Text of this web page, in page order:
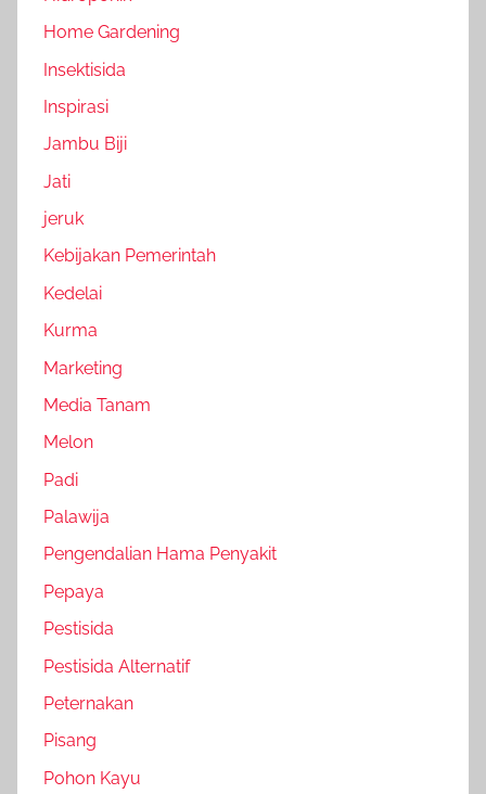
Home Gardening
Insektisida
Inspirasi
Jambu Biji
Jati
jeruk
Kebijakan Pemerintah
Kedelai
Kurma
Marketing
Media Tanam
Melon
Padi
Palawija
Pengendalian Hama Penyakit
Pepaya
Pestisida
Pestisida Alternatif
Peternakan
Pisang
Pohon Kayu